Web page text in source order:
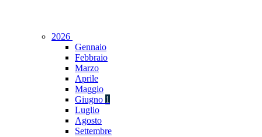
2026
Gennaio
Febbraio
Marzo
Aprile
Maggio
Giugno 1
Luglio
Agosto
Settembre